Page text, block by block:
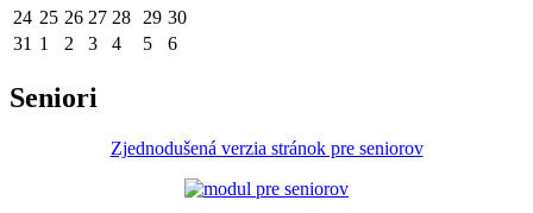
24 25 26 27 28 29 30
31 1 2 3 4 5 6
Seniori
Zjednodušená verzia stránok pre seniorov